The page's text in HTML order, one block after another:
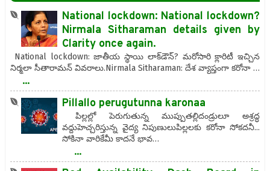
National lockdown: National lockdown?
Nirmala Sitharaman details given by
Clarity once again.
National lockdown: జాతీయ స్థాయి లాక్‌డౌన్? మరోసారి క్లారిటీ ఇచ్చిన
నిర్మలా సీతారామన్ వివరాలు.Nirmala Sitharaman: దేశ వ్యాప్తంగా కరోనా …
...
Pillallo perugutunna karonaa
పిల్లల్లో పెరుగుతున్న ముప్పుతల్లిదండ్రులూ అశ్రద్ధ
వద్దుహెచ్చరిస్తున్న వైద్య నిపుణులుపిల్లలకు కరోనా సోకదనీ...
సోకినా వారికేమీ కాదనే భావ…
...